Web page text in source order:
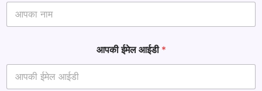
आपकी ईमेल आईडी *